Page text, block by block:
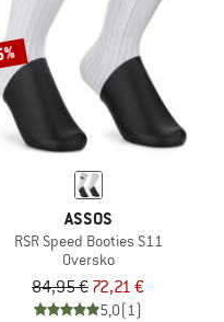
ASSOS
RSR Speed Booties S11
Oversko
84,95 € 72,21 €
5,0(1)